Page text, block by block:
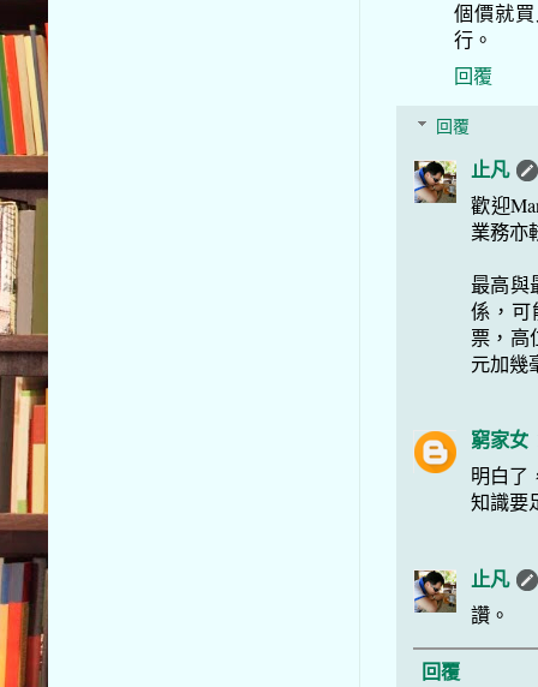
個價就
行。
回覆
回覆
止凡
歡迎
業務亦
最高與
係，可
票，高
元加幾
窮家女
明白了
知識要
止凡
讚。
回覆